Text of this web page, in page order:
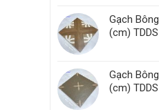
Gạch
(cm)
Gạch
(cm)